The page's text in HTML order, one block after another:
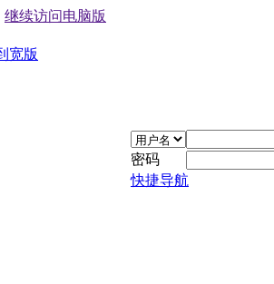
继续访问电脑版
宽版
密码
快捷导航